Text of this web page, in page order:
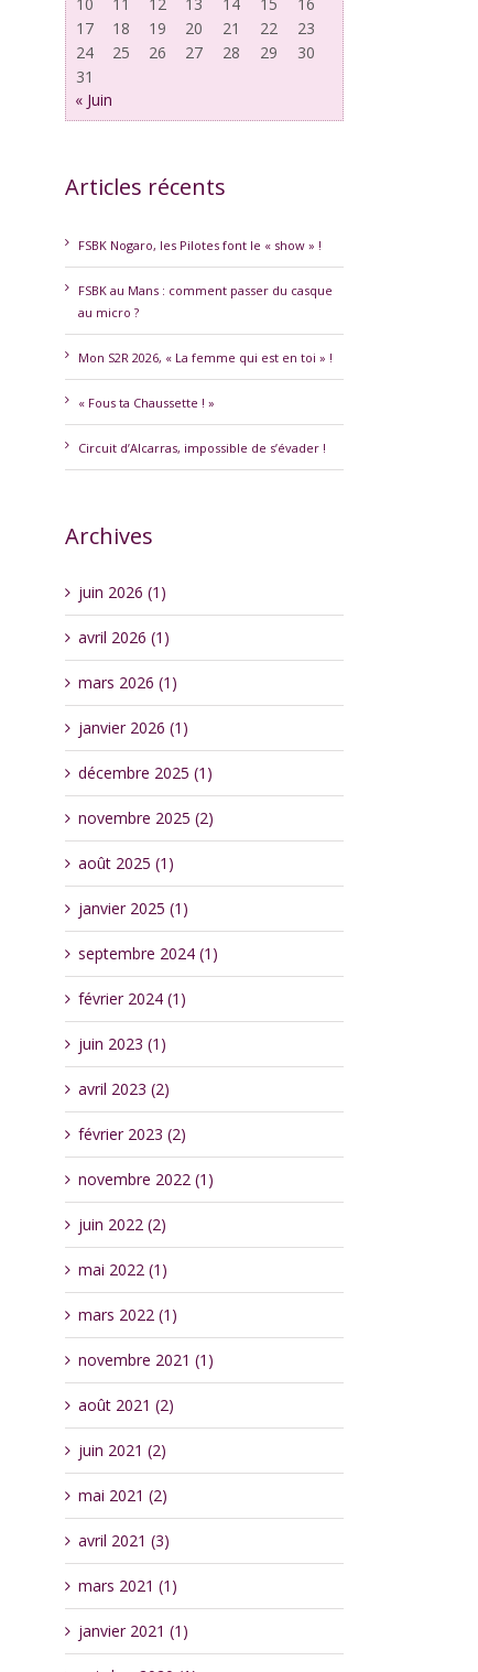
17
18 19 20 21 22
23
24
25 26 27 28 29
30
31
« Juin
Articles récents
FSBK Nogaro, les Pilotes font le « show » !
FSBK au Mans : comment passer du casque
au micro ?
Mon S2R 2026, « La femme qui est en toi » !
« Fous ta Chaussette ! »
Circuit d’Alcarras, impossible de s’évader !
Archives
juin 2026 (1)
avril 2026 (1)
mars 2026 (1)
janvier 2026 (1)
décembre 2025 (1)
novembre 2025 (2)
août 2025 (1)
janvier 2025 (1)
septembre 2024 (1)
février 2024 (1)
juin 2023 (1)
avril 2023 (2)
février 2023 (2)
novembre 2022 (1)
juin 2022 (2)
mai 2022 (1)
mars 2022 (1)
novembre 2021 (1)
août 2021 (2)
juin 2021 (2)
mai 2021 (2)
avril 2021 (3)
mars 2021 (1)
janvier 2021 (1)